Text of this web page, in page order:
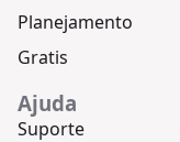
Planejamento
Gratis
Ajuda
Suporte